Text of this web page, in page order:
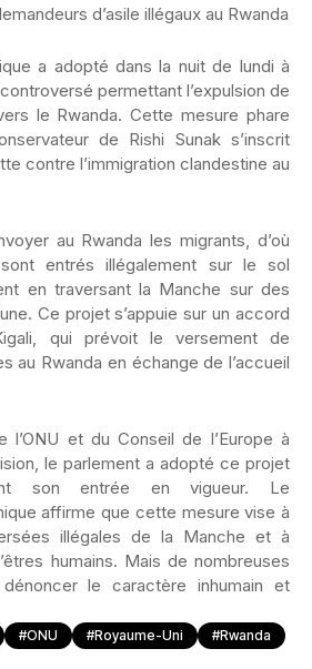
d’asile illégaux au Rwanda
a adopté dans la nuit de lundi à
permettant l’expulsion de
le Rwanda. Cette mesure phare
de Rishi Sunak s’inscrit
contre l’immigration clandestine au
au Rwanda les migrants, d’où
entrés illégalement sur le sol
en traversant la Manche sur des
Ce projet s’appuie sur un accord
qui prévoit le versement de
au Rwanda en échange de l’accueil
l’ONU et du Conseil de l’Europe à
le parlement a adopté ce projet
son entrée en vigueur. Le
affirme que cette mesure vise à
illégales de la Manche et à
humains. Mais de nombreuses
le caractère inhumain et
#ONU #Royaume-Uni #Rwanda